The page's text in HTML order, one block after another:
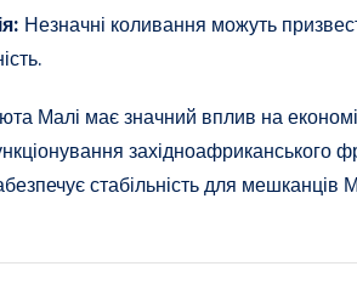
Незначні коливання можуть
Малі має значний вплив на
західноафриканського
стабільність для мешканців